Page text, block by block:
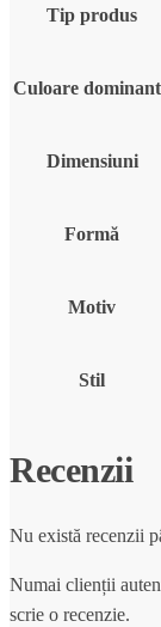
Tip produs
Culoare
Dimensiuni
Formă
Motiv
Stil
Recenzii
Nu există recenzii
Numai clienții
scrie o recenzie.